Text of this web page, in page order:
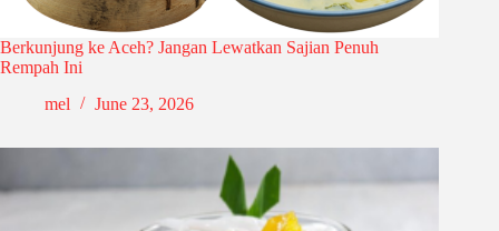
Berkunjung ke Aceh? Jangan Lewatkan Sajian Penuh
Rempah Ini
mel
June 23, 2026